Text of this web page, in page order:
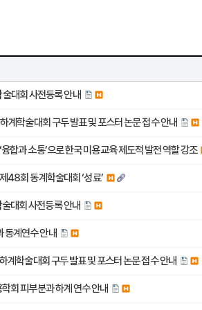
대회 사전등록 안내
학술대회 구두 발표 및 포스터 논문 접수 안내
합과 소통’으로 한국 미용교육 제도적 발전 역할 강조
48회 동계학술대회 ‘성료’
대회 사전등록 안내
계연수 안내
학술대회 구두 발표 및 포스터 논문 접수 안내
회 피부분과 하계 연수 안내